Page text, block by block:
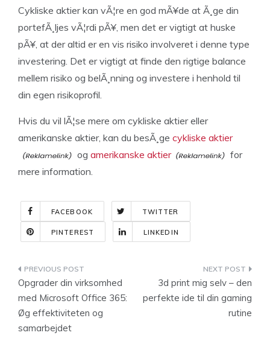
Cykliske aktier kan vÃ¦re en god mÃ¥de at Ã¸ge din
portefÃ¸ljes vÃ¦rdi pÃ¥, men det er vigtigt at huske
pÃ¥, at der altid er en vis risiko involveret i denne type
investering. Det er vigtigt at finde den rigtige balance
mellem risiko og belÃ¸nning og investere i henhold til
din egen risikoprofil.
Hvis du vil lÃ¦se mere om cykliske aktier eller
amerikanske aktier, kan du besÃ¸ge cykliske aktier
og amerikanske aktier
for
mere information.
FACEBOOK TWITTER
PINTEREST LINKEDIN
Indlægsnavigation
Opgrader din virksomhed
med Microsoft Office 365:
Øg effektiviteten og
samarbejdet
3d print mig selv – den
perfekte ide til din gaming
rutine